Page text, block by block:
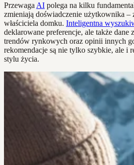
Przewaga AI polega na kilku
zmieniają doświadczenie użytkownika –
właściciela domku. Inteligentna
deklarowane preferencje, ale także dane
trendów rynkowych oraz opinii innych
rekomendacje są nie tylko szybkie, ale i
stylu życia.